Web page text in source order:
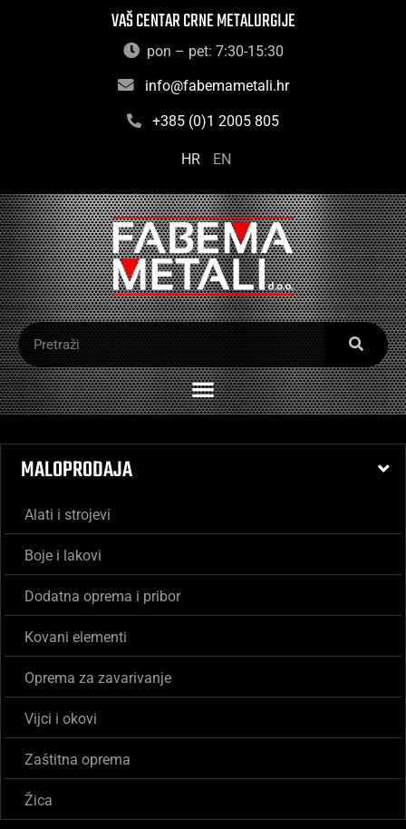
VAŠ CENTAR CRNE METALURGIJE
pon – pet: 7:30-15:30
info@fabemametali.hr
+385 (0)1 2005 805
HR EN
MALOPRODAJA
Alati i strojevi
Boje i lakovi
Dodatna oprema i pribor
Kovani elementi
Oprema za zavarivanje
Vijci i okovi
Zaštitna oprema
Žica